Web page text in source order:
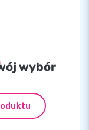
wybór